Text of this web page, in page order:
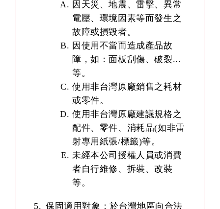
因天災、地震、雷擊、異常
電壓、環境因素等而發生之
故障或損毀者。
因使用不當而造成產品故
障，如：面板刮傷、破裂...
等。
使用非台灣原廠銷售之耗材
或零件。
使用非台灣原廠建議規格之
配件、零件、消耗品(如非雷
射專用紙張/標籤)等。
未經本公司授權人員或消費
者自行維修、拆裝、改裝
等。
保固適用對象：於台灣地區向合法